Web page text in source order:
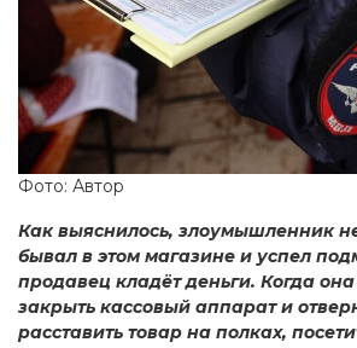
Фото: Автор
Как выяснилось, злоумышленник
бывал в этом магазине и успел
продавец кладёт деньги. Когда
закрыть кассовый аппарат и
расставить товар на полках,